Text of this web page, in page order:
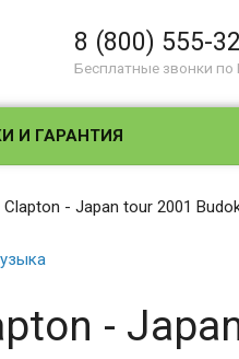
8 (800) 555-
Бесплатные звонки
И ГАРАНТИЯ
Clapton - Japan tour 2001
-